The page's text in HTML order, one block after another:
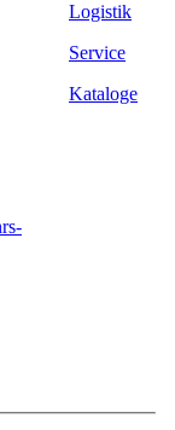
Logistik
Service
Kataloge